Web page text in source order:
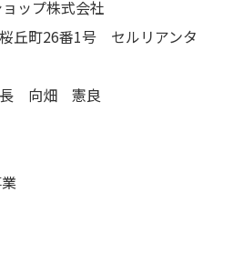
ップ株式会社
丘町26番1号 セルリアンタ
長 向畑 憲良